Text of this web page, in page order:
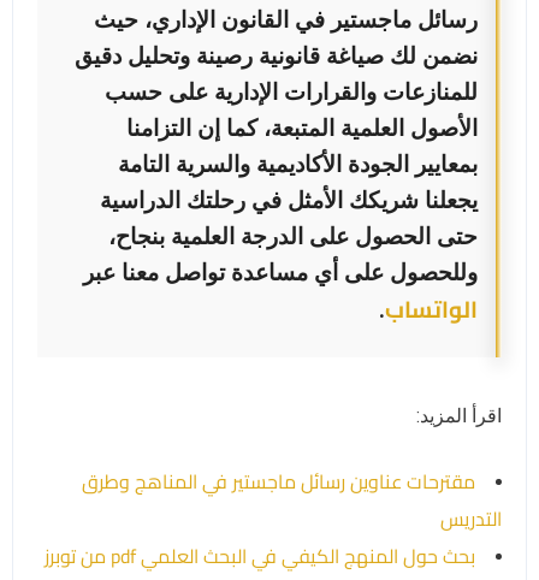
رسائل ماجستير في القانون الإداري، حيث
نضمن لك صياغة قانونية رصينة وتحليل دقيق
للمنازعات والقرارات الإدارية على حسب
الأصول العلمية المتبعة، كما إن التزامنا
بمعايير الجودة الأكاديمية والسرية التامة
يجعلنا شريكك الأمثل في رحلتك الدراسية
حتى الحصول على الدرجة العلمية بنجاح،
وللحصول على أي مساعدة تواصل معنا عبر
الواتساب.
اقرأ المزيد:
مقترحات عناوين رسائل ماجستير في المناهج وطرق
التدريس
بحث حول المنهج الكيفي في البحث العلمي pdf من توبرز